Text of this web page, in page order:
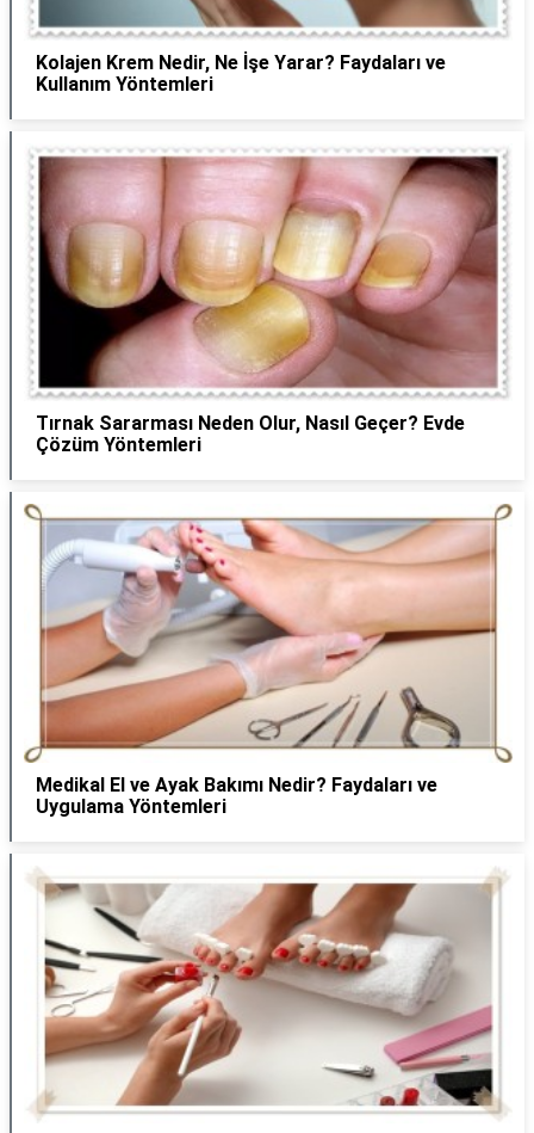
Kolajen Krem Nedir, Ne İşe Yarar? Faydaları ve
Kullanım Yöntemleri
Tırnak Sararması Neden Olur, Nasıl Geçer? Evde
Çözüm Yöntemleri
Medikal El ve Ayak Bakımı Nedir? Faydaları ve
Uygulama Yöntemleri